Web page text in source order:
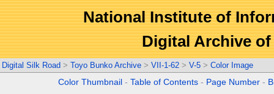
National Institute of
Digital Archive
Digital Silk Road > Toyo Bunko Archive > VII-1-62 > V-5 > Color Image
Color Thumbnail -Table of Contents - Page Number -